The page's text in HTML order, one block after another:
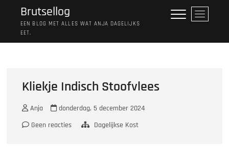
Brutsellog
EEN BLOG MET ALLES WAT ANJA DAGELIJKS
EET.
M
e
Kliekje Indisch Stoofvlees
Anja
donderdag, 5 december 2024
Geen reacties
Dagelijkse Kost